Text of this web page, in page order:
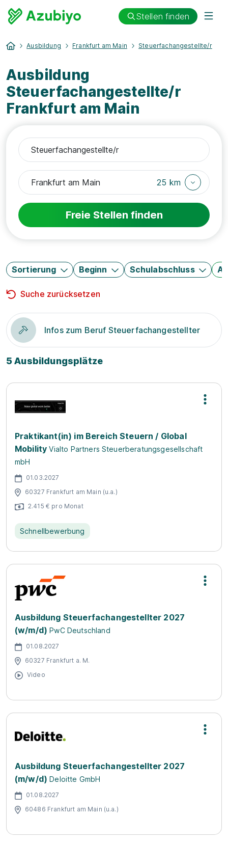
Stellen finden
Ausbildung Frankfurt am Main Steuerfachangestellte/r
Ausbildung
Steuerfachangestellte/r
Frankfurt am Main
25 km
Freie Stellen finden
Sortierung Beginn Schulabschluss
Suche zurücksetzen
Infos zum Beruf Steuerfachangestellter
5 Ausbildungsplätze
Praktikant(in) im Bereich Steuern / Global
Mobility Vialto Partners Steuerberatungsgesellschaft
mbH
01.03.2027
60327 Frankfurt am Main (u.a.)
2.415 € pro Monat
Schnellbewerbung
Ausbildung Steuerfachangestellter 2027
(w/m/d) PwC Deutschland
01.08.2027
60327 Frankfurt a. M.
Video
Ausbildung Steuerfachangestellter 2027
(m/w/d) Deloitte GmbH
01.08.2027
60486 Frankfurt am Main (u.a.)